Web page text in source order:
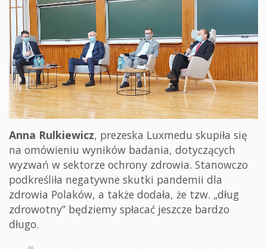
Anna Rulkiewicz, prezeska Luxmedu skupiła się
na omówieniu wyników badania, dotyczących
wyzwań w sektorze ochrony zdrowia. Stanowczo
podkreśliła negatywne skutki pandemii dla
zdrowia Polaków, a także dodała, że tzw. „dług
zdrowotny” będziemy spłacać jeszcze bardzo
długo.